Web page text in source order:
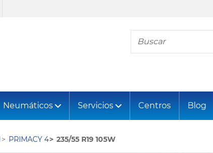
Busca tu neumático
Neumáticos Servicios Centros Blog
PRIMACY 4 235/55 R19 105W